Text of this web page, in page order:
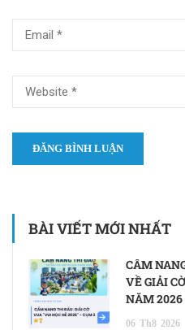
BÀI VIẾT MỚI NHẤT
CẨM
VỀ GIẢI
NĂM 2026
06 Th8 2026